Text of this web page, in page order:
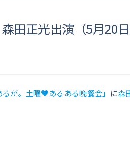
田正光出演（5月20日
るが。土曜♥あるある晩餐会」 に森